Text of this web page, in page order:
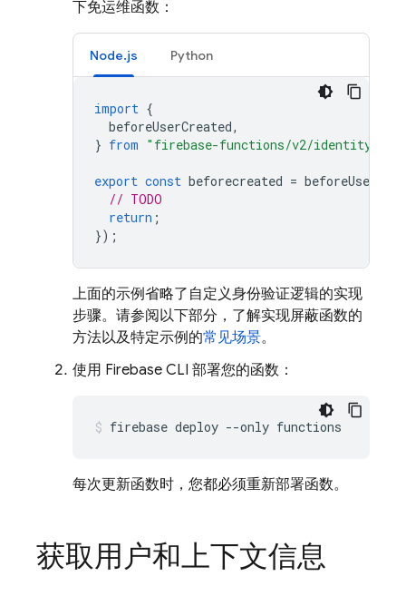
下免运维函数：
Node.js Python
import {
beforeUserCreated,
} from "firebase-functions/v2/identity"
export const beforecreated =
// TODO
return ;
});
上面的示例省略了自定义身份验证逻辑的实现
步骤。请参阅以下部分，了解实现屏蔽函数的
方法以及特定示例的常见场景。
使用 Firebase CLI 部署您的函数：
firebase deploy --only
每次更新函数时，您都必须重新部署函数。
获取用户和上下文信息